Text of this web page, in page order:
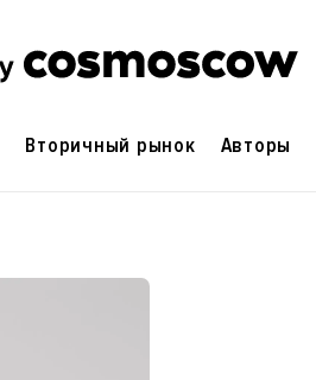
Вторичный рынок Авторы